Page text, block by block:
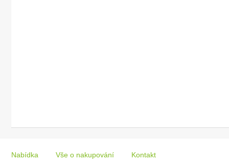
Nabídka Vše o nakupování Kontakt